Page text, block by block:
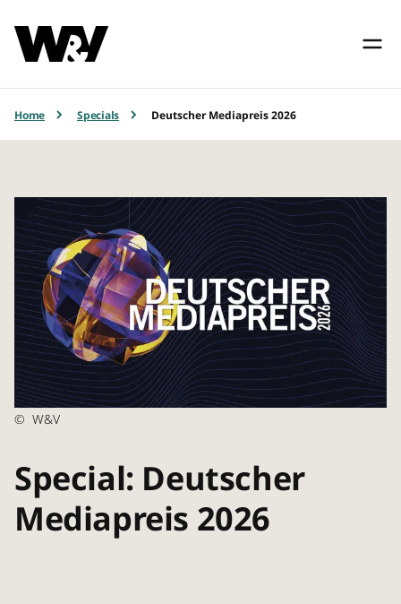
Home Specials Deutscher Mediapreis 2026
© W&V
Special: Deutscher
Mediapreis 2026